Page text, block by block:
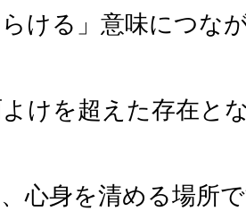
らける」意味につな
けを超えた存在と
心身を清める場所